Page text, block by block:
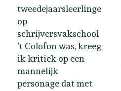
tweedejaarsleerlinge
op
schrijversvakschool
’t Colofon was, kreeg
ik kritiek op een
mannelijk
personage dat met